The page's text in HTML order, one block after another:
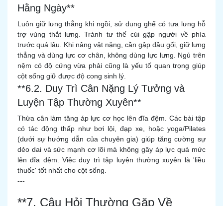
Hằng Ngày**
Luôn giữ lưng thẳng khi ngồi, sử dụng ghế có tựa lưng hỗ
trợ vùng thắt lưng. Tránh tư thế cúi gập người về phía
trước quá lâu. Khi nâng vật nặng, cần gập đầu gối, giữ lưng
thẳng và dùng lực cơ chân, không dùng lực lưng. Ngủ trên
nệm có độ cứng vừa phải cũng là yếu tố quan trọng giúp
cột sống giữ được độ cong sinh lý.
**6.2. Duy Trì Cân Nặng Lý Tưởng và
Luyện Tập Thường Xuyên**
Thừa cân làm tăng áp lực cơ học lên đĩa đệm. Các bài tập
có tác động thấp như bơi lội, đạp xe, hoặc yoga/Pilates
(dưới sự hướng dẫn của chuyên gia) giúp tăng cường sự
dẻo dai và sức mạnh cơ lõi mà không gây áp lực quá mức
lên đĩa đệm. Việc duy trì tập luyện thường xuyên là 'liều
thuốc' tốt nhất cho cột sống.
---
**7. Câu Hỏi Thường Gặp Về